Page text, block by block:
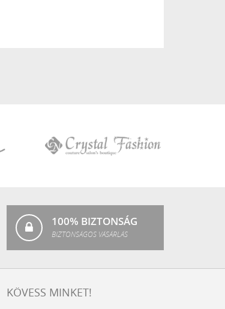
100% BIZTONSÁG
BIZTONSÁGOS VÁSÁRLÁS
KÖVESS MINKET!